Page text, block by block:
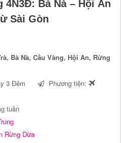
4N3Đ: Bà Nà – Hội An
Sài Gòn
Bà Nà, Cầu Vàng, Hội An, Rừng
3 Đêm Phương tiện:
tuần
Rừng Dừa